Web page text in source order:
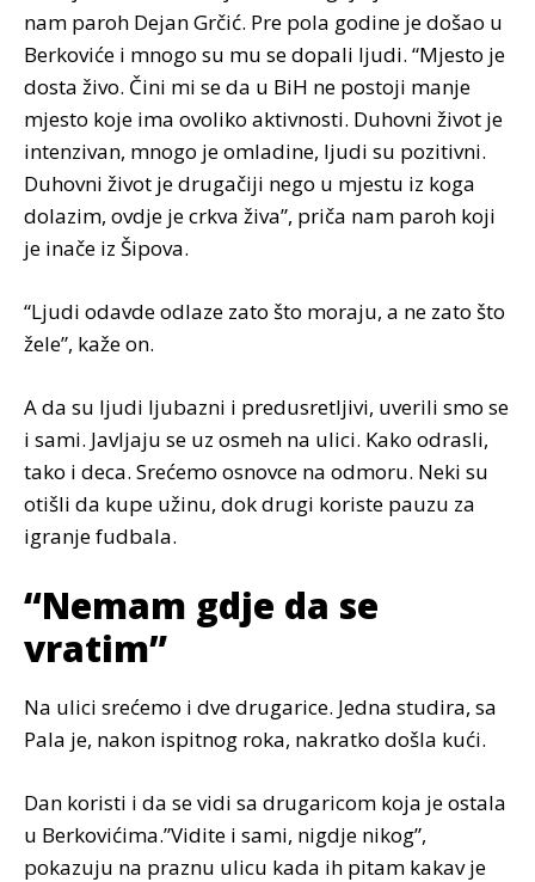
nam paroh Dejan Grčić. Pre pola godine je došao u
Berkoviće i mnogo su mu se dopali ljudi. “Mjesto je
dosta živo. Čini mi se da u BiH ne postoji manje
mjesto koje ima ovoliko aktivnosti. Duhovni život je
intenzivan, mnogo je omladine, ljudi su pozitivni.
Duhovni život je drugačiji nego u mjestu iz koga
dolazim, ovdje je crkva živa”, priča nam paroh koji
je inače iz Šipova.
“Ljudi odavde odlaze zato što moraju, a ne zato što
žele”, kaže on.
A da su ljudi ljubazni i predusretljivi, uverili smo se
i sami. Javljaju se uz osmeh na ulici. Kako odrasli,
tako i deca. Srećemo osnovce na odmoru. Neki su
otišli da kupe užinu, dok drugi koriste pauzu za
igranje fudbala.
“Nemam gdje da se
vratim”
Na ulici srećemo i dve drugarice. Jedna studira, sa
Pala je, nakon ispitnog roka, nakratko došla kući.
Dan koristi i da se vidi sa drugaricom koja je ostala
u Berkovićima.”Vidite i sami, nigdje nikog”,
pokazuju na praznu ulicu kada ih pitam kakav je